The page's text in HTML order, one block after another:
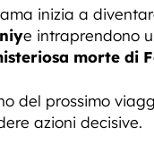
inizia a
e intraprendono
morte di
del prossimo
azioni decisive.